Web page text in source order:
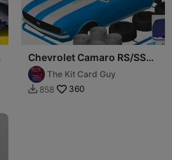
Chevrolet Camaro RS/SS
Kit Card (1:24 scale)
The Kit Card Guy
 858 360